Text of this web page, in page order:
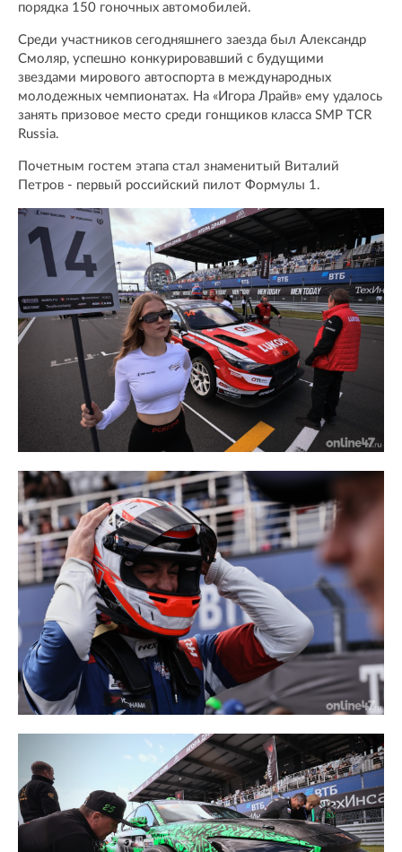
порядка 150 гоночных автомобилей.
Среди участников сегодняшнего заезда был Александр
Смоляр, успешно конкурировавший с будущими
звездами мирового автоспорта в международных
молодежных чемпионатах. На «Игора Лрайв» ему удалось
занять призовое место среди гонщиков класса SMP TCR
Russia.
Почетным гостем этапа стал знаменитый Виталий
Петров - первый российский пилот Формулы 1.